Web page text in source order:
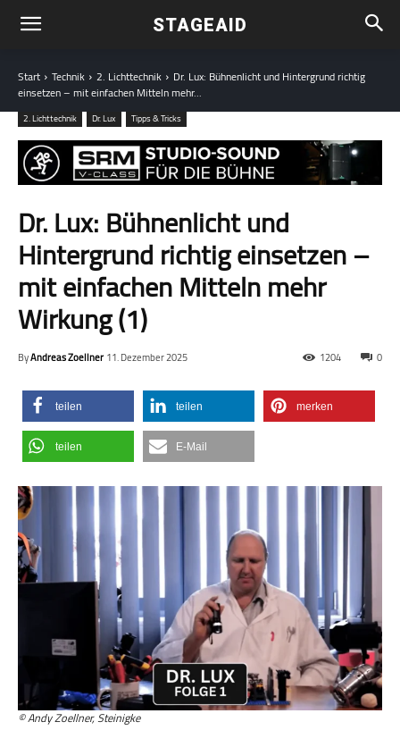
STAGEAID
Start Technik 2. Lichttechnik Dr. Lux: Bühnenlicht und Hintergrund richtig
einsetzen – mit einfachen Mitteln mehr...
2. Lichttechnik Dr. Lux Tipps & Tricks
Dr. Lux: Bühnenlicht und
Hintergrund richtig einsetzen –
mit einfachen Mitteln mehr
Wirkung (1)
ByAndreas Zoellner 11. Dezember 2025 0
1204
teilen teilen merken
teilen E-Mail
© Andy Zoellner, Steinigke